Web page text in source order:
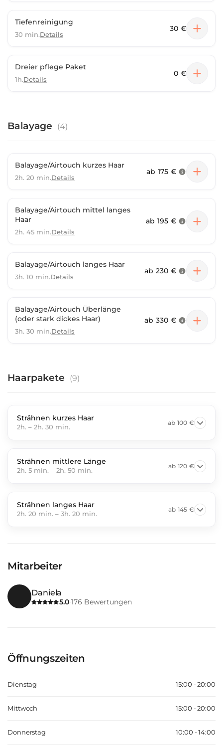
Tiefenreinigung
30 min.Details
30 €
Dreier pflege Paket
1h.Details
0 €
Balayage (4)
Balayage/Airtouch kurzes Haar
2h. 20 min.Details
ab 175 €
Balayage/Airtouch mittel langes
Haar
2h. 45 min.Details
ab 195 €
Balayage/Airtouch langes Haar
3h. 10 min.Details
ab 230 €
Balayage/Airtouch Überlänge
(oder stark dickes Haar)
3h. 30 min.Details
ab 330 €
Haarpakete (9)
Strähnen kurzes Haar
2h. – 2h. 30 min.
ab 100 €
Strähnen mittlere Länge
2h. 5 min. – 2h. 50 min.
ab 120 €
Strähnen langes Haar
2h. 20 min. – 3h. 20 min.
ab 145 €
Mitarbeiter
Daniela
5.0·176 Bewertungen
Öffnungszeiten
Dienstag 15:00 - 20:00
Mittwoch 15:00 - 20:00
Donnerstag 10:00 - 14:00